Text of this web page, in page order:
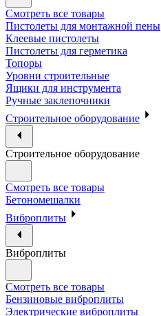
Смотреть все товары
Пистолеты для монтажной пены
Клеевые пистолеты
Пистолеты для герметика
Топоры
Уровни строительные
Ящики для инструмента
Ручные заклепочники
Строительное оборудование
Строительное оборудование
Смотреть все товары
Бетономешалки
Виброплиты
Виброплиты
Смотреть все товары
Бензиновые виброплиты
Электрические виброплиты